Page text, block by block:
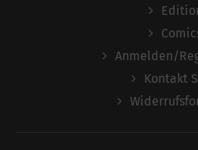
Anmelden/
Kontakt